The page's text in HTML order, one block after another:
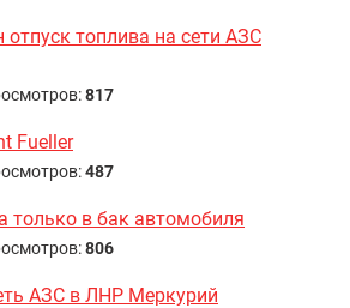
отпуск топлива на сети АЗС
817
Fueller
487
только в бак автомобиля
806
АЗС в ЛНР Меркурий